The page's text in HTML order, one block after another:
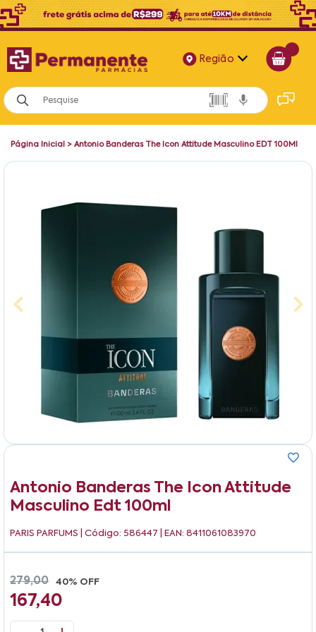
Região
Alagoas
Bahia
Página Inicial > Antonio Banderas The Icon Attitude Masculino EDT 100Ml
Antonio Banderas The Icon Attitude
Masculino Edt 100ml
PARIS PARFUMS | Código: 586447 | EAN: 8411061083970
279,00 40% OFF
167,40